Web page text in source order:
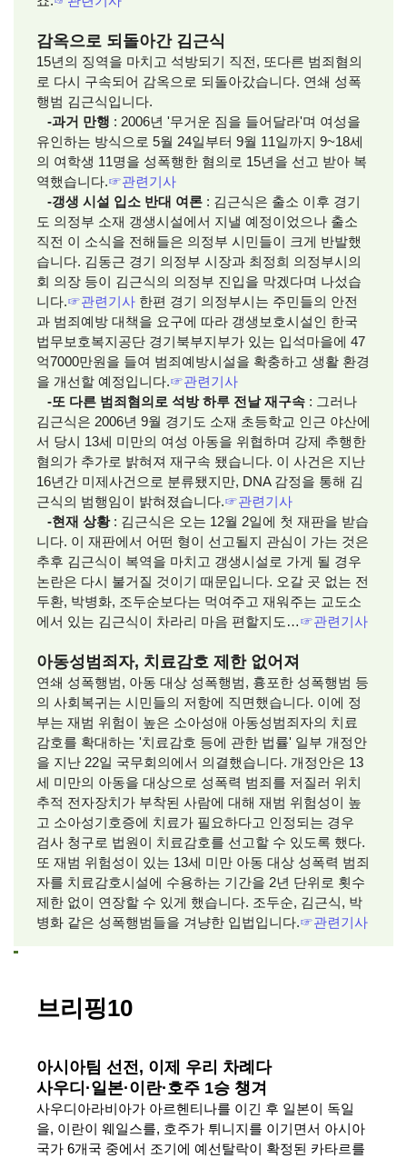
감옥으로 되돌아간 김근식
15년의 징역을 마치고 석방되기 직전, 또다른 범죄혐의
로 다시 구속되어 감옥으로 되돌아갔습니다. 연쇄 성폭
행범 김근식입니다.
-과거 만행 : 2006년 '무거운 짐을 들어달라'며 여성을
유인하는 방식으로 5월 24일부터 9월 11일까지 9~18세
의 여학생 11명을 성폭행한 혐의로 15년을 선고 받아 복
역했습니다.☞관련기사
-갱생 시설 입소 반대 여론 : 김근식은 출소 이후 경기
도 의정부 소재 갱생시설에서 지낼 예정이었으나 출소
직전 이 소식을 전해들은 의정부 시민들이 크게 반발했
습니다. 김동근 경기 의정부 시장과 최정희 의정부시의
회 의장 등이 김근식의 의정부 진입을 막겠다며 나섰습
니다.☞관련기사 한편 경기 의정부시는 주민들의 안전
과 범죄예방 대책을 요구에 따라 갱생보호시설인 한국
법무보호복지공단 경기북부지부가 있는 입석마을에 47
억7000만원을 들여 범죄예방시설을 확충하고 생활 환경
을 개선할 예정입니다.☞관련기사
-또 다른 범죄혐의로 석방 하루 전날 재구속 : 그러나
김근식은 2006년 9월 경기도 소재 초등학교 인근 야산에
서 당시 13세 미만의 여성 아동을 위협하며 강제 추행한
혐의가 추가로 밝혀져 재구속 됐습니다. 이 사건은 지난
16년간 미제사건으로 분류됐지만, DNA 감정을 통해 김
근식의 범행임이 밝혀졌습니다.☞관련기사
-현재 상황: 김근식은 오는 12월 2일에 첫 재판을 받습
니다. 이 재판에서 어떤 형이 선고될지 관심이 가는 것은
추후 김근식이 복역을 마치고 갱생시설로 가게 될 경우
논란은 다시 불거질 것이기 때문입니다. 오갈 곳 없는 전
두환, 박병화, 조두순보다는 먹여주고 재워주는 교도소
에서 있는 김근식이 차라리 마음 편할지도…☞관련기사
아동성범죄자, 치료감호 제한 없어져
연쇄 성폭행범, 아동 대상 성폭행범, 흉포한 성폭행범 등
의 사회복귀는 시민들의 저항에 직면했습니다. 이에 정
부는 재범 위험이 높은 소아성애 아동성범죄자의 치료
감호를 확대하는 '치료감호 등에 관한 법률' 일부 개정안
을 지난 22일 국무회의에서 의결했습니다. 개정안은 13
세 미만의 아동을 대상으로 성폭력 범죄를 저질러 위치
추적 전자장치가 부착된 사람에 대해 재범 위험성이 높
고 소아성기호증에 치료가 필요하다고 인정되는 경우
검사 청구로 법원이 치료감호를 선고할 수 있도록 했다.
또 재범 위험성이 있는 13세 미만 아동 대상 성폭력 범죄
자를 치료감호시설에 수용하는 기간을 2년 단위로 횟수
제한 없이 연장할 수 있게 했습니다. 조두순, 김근식, 박
병화 같은 성폭행범들을 겨냥한 입법입니다.☞관련기사
브리핑10
아시아팀 선전, 이제 우리 차례다
사우디·일본·이란·호주 1승 챙겨
사우디아라비아가 아르헨티나를 이긴 후 일본이 독일
을, 이란이 웨일스를, 호주가 튀니지를 이기면서 아시아
국가 6개국 중에서 조기에 예선탈락이 확정된 카타르를